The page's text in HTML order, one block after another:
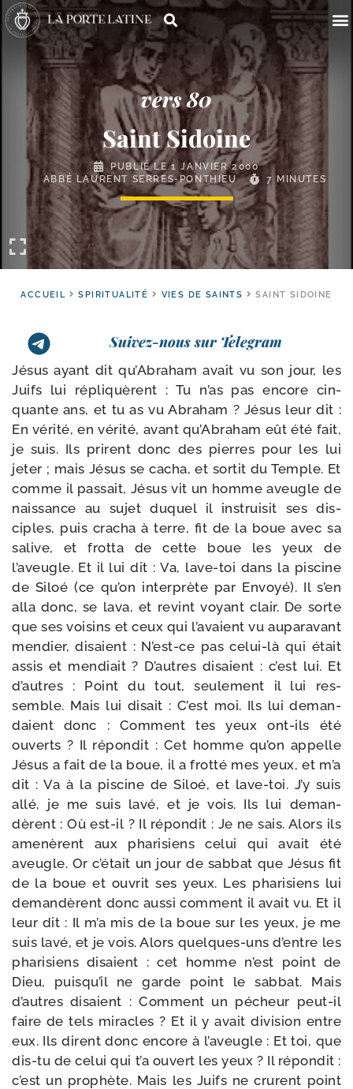
vers 80
Saint Sidoine
PUBLIÉ LE1 JANVIER 2000
ABBÉ LAURENT SERRES-PONTHIEU
7 MINUTES
ACCUEIL SPIRITUALITÉ VIES DE SAINTS SAINT SIDOINE
Suivez-nous sur Telegram
Jésus ayant dit qu’Abraham avait vu son jour, les
Juifs lui répli­quèrent : Tu n’as pas encore cin­
quante ans, et tu as vu Abraham ? Jésus leur dit :
En véri­té, en véri­té, avant qu’Abraham eût été fait,
je suis. Ils prirent donc des pierres pour les lui
jeter ; mais Jésus se cacha, et sor­tit du Temple. Et
comme il pas­sait, Jésus vit un homme aveugle de
nais­sance au sujet duquel il ins­trui­sit ses dis­
ciples, puis cra­cha à terre, fit de la boue avec sa
salive, et frot­ta de cette boue les yeux de
l’aveugle. Et il lui dit : Va, lave-​toi dans la pis­cine
de Siloé (ce qu’on inter­prète par Envoyé). Il s’en
alla donc, se lava, et revint voyant clair. De sorte
que ses voi­sins et ceux qui l’avaient vu aupa­ra­vant
men­dier, disaient : N’est-ce pas celui-​là qui était
assis et men­diait ? D’autres disaient : c’est lui. Et
d’autres : Point du tout, seule­ment il lui res­
semble. Mais lui disait : C’est moi. Ils lui deman­
daient donc : Comment tes yeux ont-​ils été
ouverts ? Il répon­dit : Cet homme qu’on appelle
Jésus a fait de la boue, il a frot­té mes yeux, et m’a
dit : Va à la pis­cine de Siloé, et lave-​toi. J’y suis
allé, je me suis lavé, et je vois. Ils lui deman­
dèrent : Où est-​il ? Il répon­dit : Je ne sais. Alors ils
ame­nèrent aux pha­ri­siens celui qui avait été
aveugle. Or c’était un jour de sab­bat que Jésus fit
de la boue et ouvrit ses yeux. Les pha­ri­siens lui
deman­dèrent donc aus­si com­ment il avait vu. Et il
leur dit : Il m’a mis de la boue sur les yeux, je me
suis lavé, et je vois. Alors quelques-​uns d’entre les
pha­ri­siens disaient : cet homme n’est point de
Dieu, puisqu’il ne garde point le sab­bat. Mais
d’autres disaient : Comment un pécheur peut-​il
faire de tels miracles ? Et il y avait divi­sion entre
eux. Ils dirent donc encore à l’aveugle : Et toi, que
dis-​tu de celui qui t’a ouvert les yeux ? Il répon­dit :
c’est un pro­phète. Mais les Juifs ne crurent point